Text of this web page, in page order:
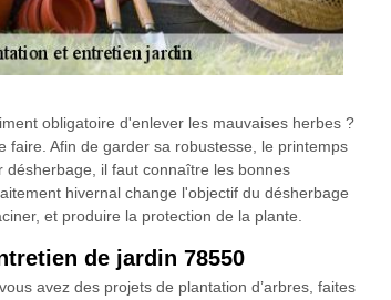
obligatoire d'enlever les mauvaises herbes ?
Afin de garder sa robustesse, le printemps
il faut connaître les bonnes
hivernal change l'objectif du désherbage
et produire la protection de la plante.
de jardin 78550
avez des projets de plantation d’arbres, faites